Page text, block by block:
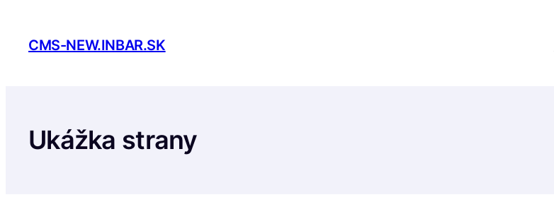
content
CMS-NEW.INBAR.SK
Ukážka strany